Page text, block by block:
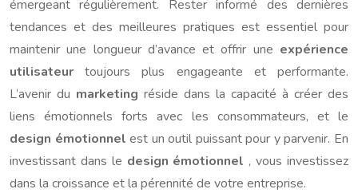
émergeant régulièrement. Rester informé des dernières
tendances et des meilleures pratiques est essentiel pour
maintenir une longueur d’avance et offrir une expérience
utilisateurtoujours plus engageante et performante.
L’avenir du marketing réside dans la capacité à créer des
liens émotionnels forts avec les consommateurs, et le
design émotionnelest un outil puissant pour y parvenir. En
investissant dans le design émotionnel , vous investissez
dans la croissance et la pérennité de votre entreprise.